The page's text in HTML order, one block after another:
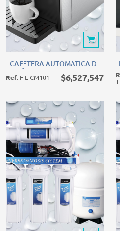
CAFETERA AUTOMATICA DE
CAFÃ‰ 110V-60HZ / 8 TIPOS
DE BEBIDAS
Ref: FIL-CM101 $6,527,547